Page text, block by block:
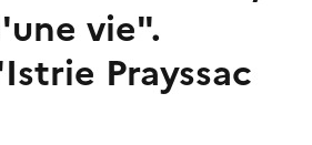
vie".
Prayssac